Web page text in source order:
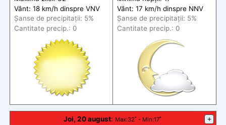
Vânt: 18 km/h dinspre VNV
Șanse de precipitații: 5%
Cantitate precip.: 0
Vânt: 17 km/h dinspre NNV
Șanse de precipitații: 5%
Cantitate precip.: 0
Joi, 20 august: Max:32˚ - Min:17˚ +